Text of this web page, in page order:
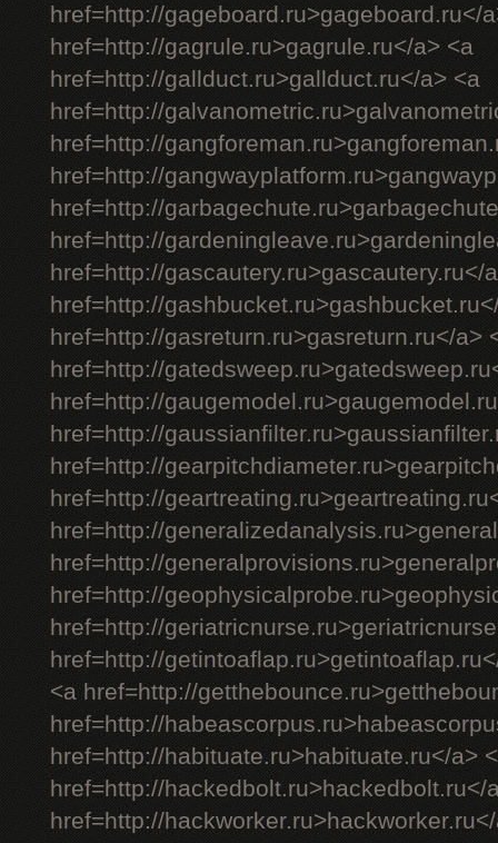
href=http://gageboard.ru>gageboard.ru</
href=http://gagrule.ru>gagrule.ru</a> <a
href=http://gallduct.ru>gallduct.ru</a> <a
href=http://
href=http://
href=http://
href=http://
href=http://
href=http://gascautery.ru>gascautery.ru</
href=http://
href=http://gasreturn.ru>gasreturn.ru</a>
href=http://
href=http://
href=http://
href=http://
href=http://
href=http://
href=http://
href=http://
href=http://
href=http://
<a href=http://
href=http://
href=http://habituate.ru>habituate.ru</a>
href=http://hackedbolt.ru>hackedbolt.ru</
href=http://